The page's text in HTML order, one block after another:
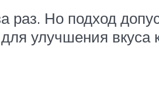
раз. Но подход
улучшения вкуса